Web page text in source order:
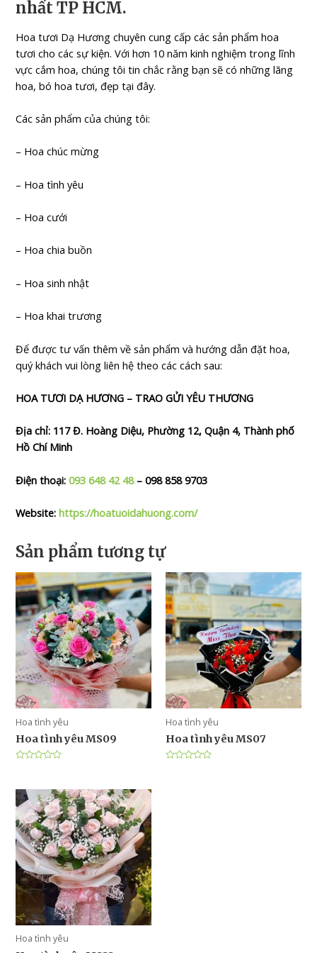
nhất TP HCM.
Hoa tươi Dạ Hương chuyên cung cấp các sản phẩm hoa
tươi cho các sự kiện. Với hơn 10 năm kinh nghiệm trong lĩnh
vực cắm hoa, chúng tôi tin chắc rằng bạn sẽ có những lãng
hoa, bó hoa tươi, đẹp tại đây.
Các sản phẩm của chúng tôi:
– Hoa chúc mừng
– Hoa tình yêu
– Hoa cưới
– Hoa chia buồn
– Hoa sinh nhật
– Hoa khai trương
Để được tư vấn thêm về sản phẩm và hướng dẫn đặt hoa,
quý khách vui lòng liên hệ theo các cách sau:
HOA TƯƠI DẠ HƯƠNG – TRAO GỬI YÊU THƯƠNG
Địa chỉ: 117 Đ. Hoàng Diệu, Phường 12, Quận 4, Thành phố
Hồ Chí Minh
Điện thoại:093 648 42 48– 098 858 9703
Website:https://hoatuoidahuong.com/
Sản phẩm tương tự
Hoa tình yêu
Hoa tình yêu MS09
0
5
sao
Hoa tình yêu
Hoa tình yêu MS07
Hoa tình yêu